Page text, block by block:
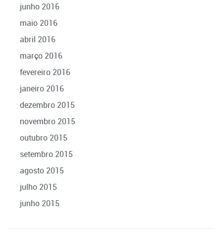
junho 2016
maio 2016
abril 2016
março 2016
fevereiro 2016
janeiro 2016
dezembro 2015
novembro 2015
outubro 2015
setembro 2015
agosto 2015
julho 2015
junho 2015